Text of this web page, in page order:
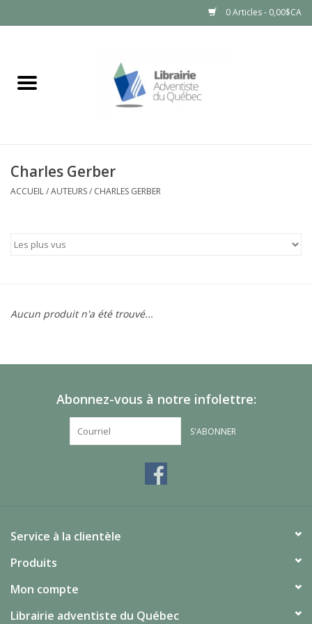
0 Articles - 0,00$CA
Charles Gerber
ACCUEIL/AUTEURS/ CHARLES GERBER
Aucun produit n'a été trouvé...
Abonnez-vous à notre infolettre:
S'ABONNER
Service à la clientèle
Produits
Mon compte
Librairie adventiste du Québec